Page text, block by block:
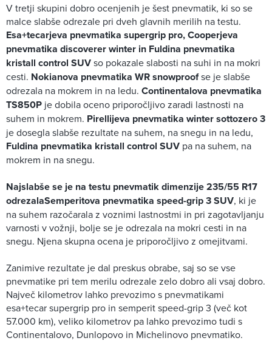
V tretji skupini dobro ocenjenih je šest pnevmatik, ki so se
malce slabše odrezale pri dveh glavnih merilih na testu.
Esa+tecarjeva pnevmatika supergrip pro, Cooperjeva
pnevmatika discoverer winter in Fuldina pnevmatika
kristall control SUVso pokazale slabosti na suhi in na mokri
cesti. Nokianova pnevmatika WR snowproofse je slabše
odrezala na mokrem in na ledu. Continentalova pnevmatika
TS850P je dobila oceno priporočljivo zaradi lastnosti na
suhem in mokrem. Pirellijeva pnevmatika winter sottozero 3
je dosegla slabše rezultate na suhem, na snegu in na ledu,
Fuldina pnevmatika kristall control SUV pa na suhem, na
mokrem in na snegu.
Najslabše se je na testu pnevmatik dimenzije 235/55 R17
odrezalaSemperitova pnevmatika speed-grip 3 SUV, ki je
na suhem razočarala z voznimi lastnostmi in pri zagotavljanju
varnosti v vožnji, bolje se je odrezala na mokri cesti in na
snegu. Njena skupna ocena je priporočljivo z omejitvami.
Zanimive rezultate je dal preskus obrabe, saj so se vse
pnevmatike pri tem merilu odrezale zelo dobro ali vsaj dobro.
Največ kilometrov lahko prevozimo s pnevmatikami
esa+tecar supergrip pro in semperit speed-grip 3 (več kot
57.000 km), veliko kilometrov pa lahko prevozimo tudi s
Continentalovo, Dunlopovo in Michelinovo pnevmatiko.